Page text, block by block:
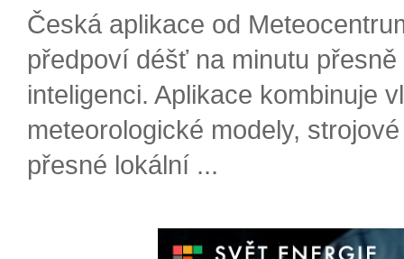
Česká aplikace od
předpoví déšť na minutu
inteligenci. Aplikace kombinuje
meteorologické modely,
přesné lokální ...